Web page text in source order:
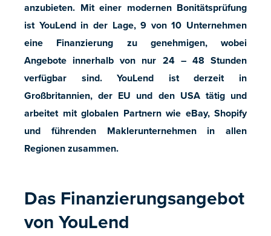
anzubieten. Mit einer modernen Bonitätsprüfung
ist YouLend in der Lage, 9 von 10 Unternehmen
eine Finanzierung zu genehmigen, wobei
Angebote innerhalb von nur 24 – 48 Stunden
verfügbar sind. YouLend ist derzeit in
Großbritannien, der EU und den USA tätig und
arbeitet mit globalen Partnern wie eBay, Shopify
und führenden Maklerunternehmen in allen
Regionen zusammen.
Das Finanzierungsangebot
von YouLend